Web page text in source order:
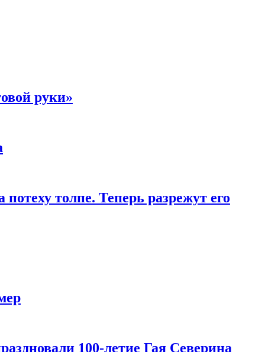
руки»
толпе. Теперь разрежут его
100-летие Гая Северина